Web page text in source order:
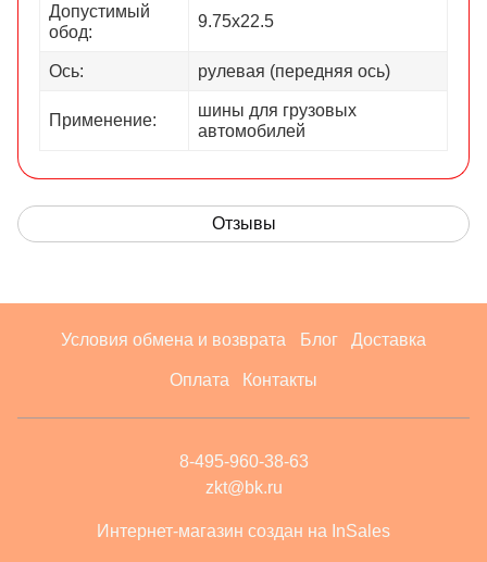
Допустимый
обод:
9.75х22.5
Ось: рулевая (передняя ось)
Применение:
шины для грузовых
автомобилей
Отзывы
Условия обмена и возврата Блог Доставка
Оплата Контакты
8-495-960-38-63
zkt@bk.ru
Интернет-магазин создан на InSales